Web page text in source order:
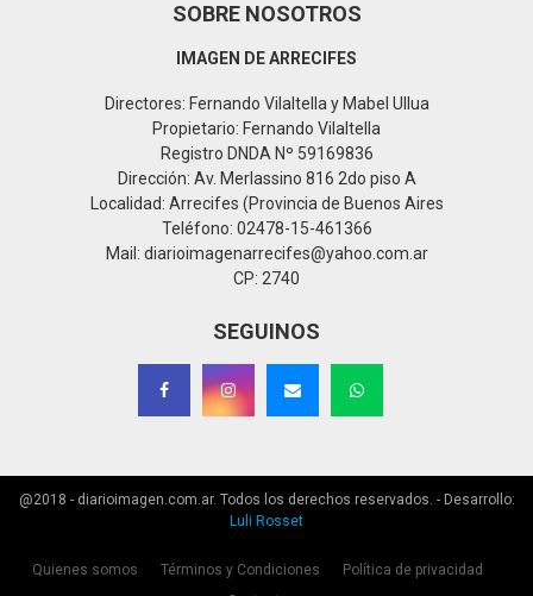
SOBRE NOSOTROS
IMAGEN DE ARRECIFES
Directores: Fernando Vilaltella y Mabel Ullua
Propietario: Fernando Vilaltella
Registro DNDA Nº 59169836
Dirección: Av. Merlassino 816 2do piso A
Localidad: Arrecifes (Provincia de Buenos Aires
Teléfono: 02478-15-461366
Mail: diarioimagenarrecifes@yahoo.com.ar
CP: 2740
SEGUINOS
@2018 - diarioimagen.com.ar. Todos los derechos reservados. - Desarrollo:
Luli Rosset
Quienes somos Términos y Condiciones
Política de privacidad